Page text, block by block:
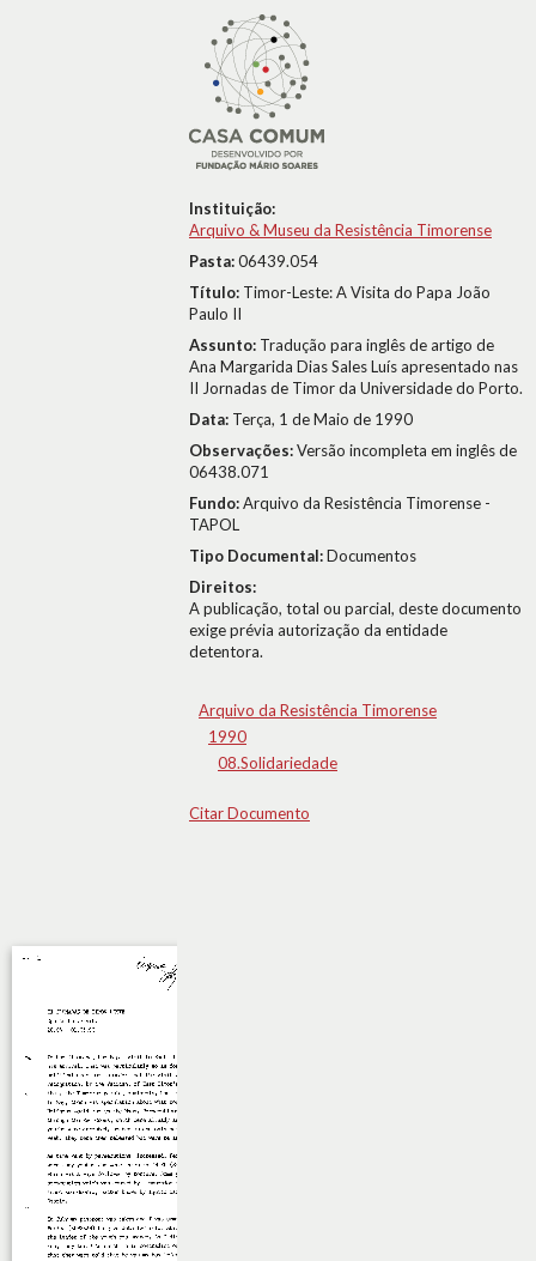
Instituição:
Arquivo & Museu da Resistência Timorense
Pasta:06439.054
Título: Timor-Leste: A Visita do Papa João
Paulo II
Assunto: Tradução para inglês de artigo de
Ana Margarida Dias Sales Luís apresentado nas
II Jornadas de Timor da Universidade do Porto.
Data: Terça, 1 de Maio de 1990
Observações:Versão incompleta em inglês de
06438.071
Fundo:Arquivo da Resistência Timorense -
TAPOL
Tipo Documental:Documentos
Direitos:
A publicação, total ou parcial, deste documento
exige prévia autorização da entidade
detentora.
Arquivo da Resistência Timorense
1990
08.Solidariedade
Citar Documento